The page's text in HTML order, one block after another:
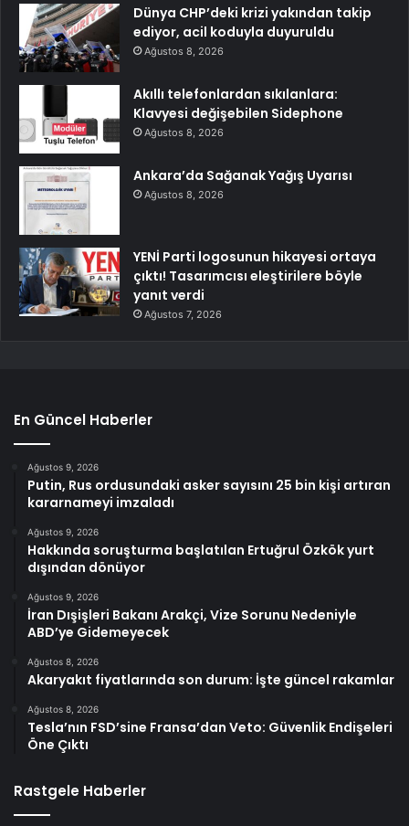
Dünya CHP’deki krizi yakından takip
ediyor, acil koduyla duyuruldu
Ağustos 8, 2026
Akıllı telefonlardan sıkılanlara:
Klavyesi değişebilen Sidephone
Ağustos 8, 2026
Ankara’da Sağanak Yağış Uyarısı
Ağustos 8, 2026
YENİ Parti logosunun hikayesi ortaya
çıktı! Tasarımcısı eleştirilere böyle
yanıt verdi
Ağustos 7, 2026
En Güncel Haberler
Ağustos 9, 2026
Putin, Rus ordusundaki asker sayısını 25 bin kişi artıran
kararnameyi imzaladı
Ağustos 9, 2026
Hakkında soruşturma başlatılan Ertuğrul Özkök yurt
dışından dönüyor
Ağustos 9, 2026
İran Dışişleri Bakanı Arakçi, Vize Sorunu Nedeniyle
ABD’ye Gidemeyecek
Ağustos 8, 2026
Akaryakıt fiyatlarında son durum: İşte güncel rakamlar
Ağustos 8, 2026
Tesla’nın FSD’sine Fransa’dan Veto: Güvenlik Endişeleri
Öne Çıktı
Rastgele Haberler